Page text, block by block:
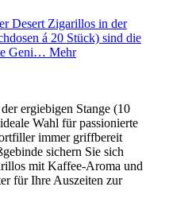
Desert Zigarillos in der
á 20 Stück) sind die
Geni… Mehr
ergiebigen Stange (10
Wahl für passionierte
immer griffbereit
sichern Sie sich
mit Kaffee-Aroma und
für Ihre Auszeiten zur